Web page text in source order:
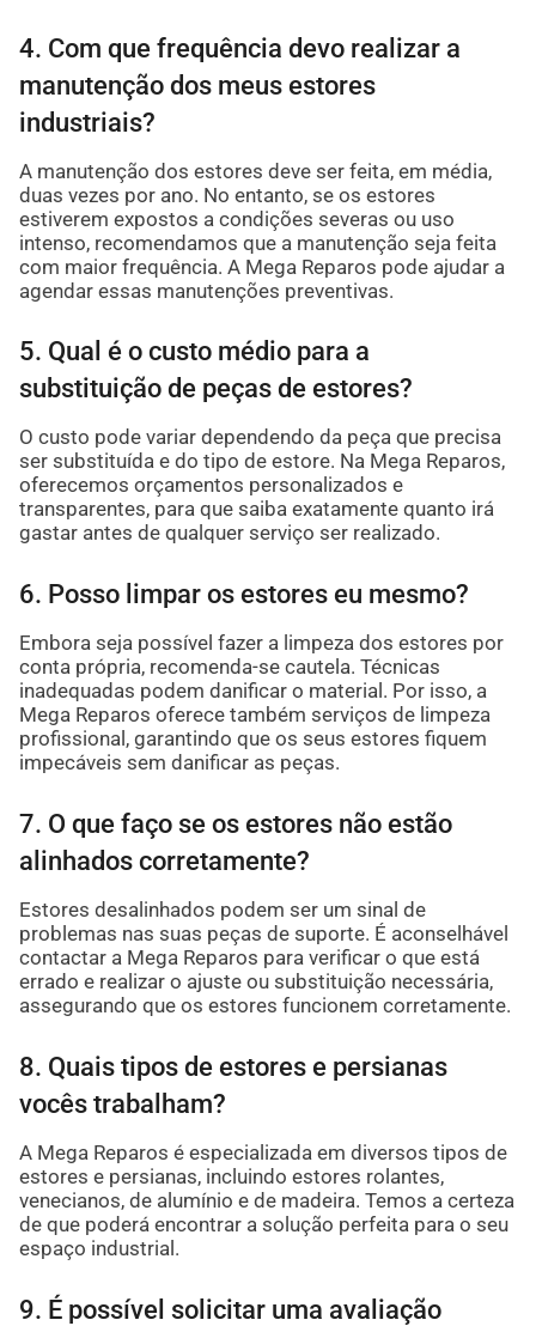
4. Com que frequência devo realizar a
manutenção dos meus estores
industriais?
A manutenção dos estores deve ser feita, em média,
duas vezes por ano. No entanto, se os estores
estiverem expostos a condições severas ou uso
intenso, recomendamos que a manutenção seja feita
com maior frequência. A Mega Reparos pode ajudar a
agendar essas manutenções preventivas.
5. Qual é o custo médio para a
substituição de peças de estores?
O custo pode variar dependendo da peça que precisa
ser substituída e do tipo de estore. Na Mega Reparos,
oferecemos orçamentos personalizados e
transparentes, para que saiba exatamente quanto irá
gastar antes de qualquer serviço ser realizado.
6. Posso limpar os estores eu mesmo?
Embora seja possível fazer a limpeza dos estores por
conta própria, recomenda-se cautela. Técnicas
inadequadas podem danificar o material. Por isso, a
Mega Reparos oferece também serviços de limpeza
profissional, garantindo que os seus estores fiquem
impecáveis sem danificar as peças.
7. O que faço se os estores não estão
alinhados corretamente?
Estores desalinhados podem ser um sinal de
problemas nas suas peças de suporte. É aconselhável
contactar a Mega Reparos para verificar o que está
errado e realizar o ajuste ou substituição necessária,
assegurando que os estores funcionem corretamente.
8. Quais tipos de estores e persianas
vocês trabalham?
A Mega Reparos é especializada em diversos tipos de
estores e persianas, incluindo estores rolantes,
venecianos, de alumínio e de madeira. Temos a certeza
de que poderá encontrar a solução perfeita para o seu
espaço industrial.
9. É possível solicitar uma avaliação